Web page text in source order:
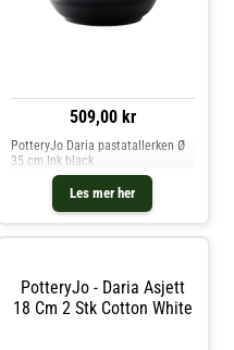
tallerkenen- Dette produktet tåler
oppvaskmaskin og mikrobølgeovn.
509,00 kr
Les mer her
PotteryJo Daria pastatallerken Ø
35 cm Ink black
PotteryJo - Daria Asjett
18 Cm 2 Stk Cotton White